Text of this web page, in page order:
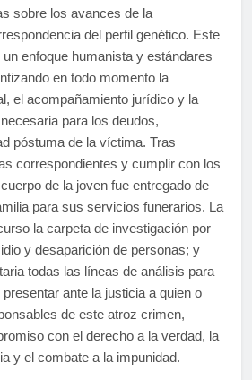
sobre los avances de la
del perfil genético. Este
enfoque humanista y estándares
en todo momento la
el acompañamiento jurídico y la
para los deudos,
póstuma de la víctima. Tras
correspondientes y cumplir con los
de la joven fue entregado de
para sus servicios funerarios. La
la carpeta de investigación por
y desaparición de personas; y
todas las líneas de análisis para
ante la justicia a quien o
de este atroz crimen,
con el derecho a la verdad, la
y el combate a la impunidad.